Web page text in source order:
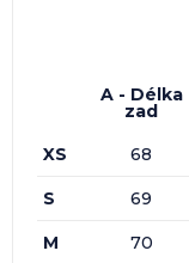
A - Délka
zad
XS
68
S 69
M 70